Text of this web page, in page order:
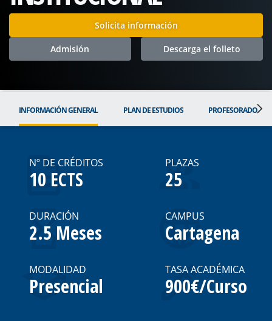
Solicita información
Admisión Descarga el folleto
INFORMACIÓN GENERAL PLAN DE ESTUDIOS PROFESORADO
MODALIDAD
Presencial
Nº DE CRÉDITOS
10 ECTS
TASA ACADÉMICA
900€/Curso
PLAZAS
25
DURACIÓN
2.5 Meses
CAMPUS
Cartagena